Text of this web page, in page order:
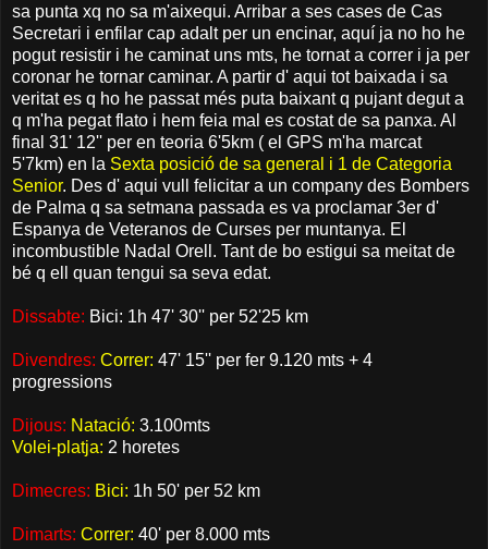
sa punta xq no sa m'aixequi. Arribar a ses cases de Cas
Secretari i enfilar cap adalt per un encinar, aquí ja no ho he
pogut resistir i he caminat uns mts, he tornat a correr i ja per
coronar he tornar caminar. A partir d' aqui tot baixada i sa
veritat es q ho he passat més puta baixant q pujant degut a
q m'ha pegat flato i hem feia mal es costat de sa panxa. Al
final 31' 12'' per en teoria 6'5km ( el GPS m'ha marcat
5'7km) en la Sexta posició de sa general i 1 de Categoria
Senior. Des d' aqui vull felicitar a un company des Bombers
de Palma q sa setmana passada es va proclamar 3er d'
Espanya de Veteranos de Curses per muntanya. El
incombustible Nadal Orell. Tant de bo estigui sa meitat de
bé q ell quan tengui sa seva edat.
Dissabte: Bici: 1h 47' 30'' per 52'25 km
Divendres: Correr: 47' 15'' per fer 9.120 mts + 4
progressions
Dijous: Natació: 3.100mts
Volei-platja: 2 horetes
Dimecres: Bici: 1h 50' per 52 km
Dimarts: Correr: 40' per 8.000 mts